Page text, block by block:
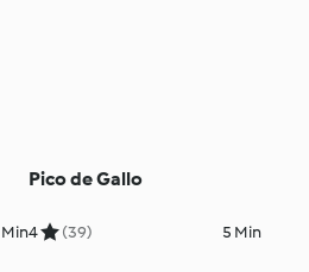
Pico de Gallo
4 (39) 5 Min